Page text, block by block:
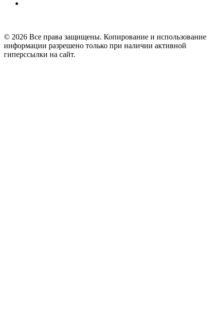
© 2026 Все права защищены. Копирование и использование
информации разрешено только при наличии активной
гиперссылки на сайт.